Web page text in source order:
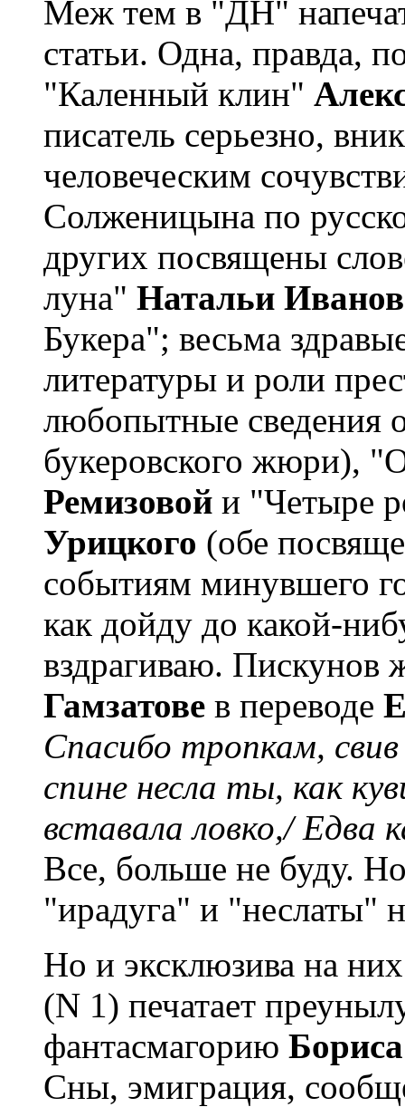
Меж тем в "ДН"
статьи. Одна, правда,
"Каленный клин"
писатель серьезно,
человеческим
Солженицына по
других посвящены
луна" Натальи
Букера"; весьма
литературы и роли
любопытные сведения
букеровского жюри),
Ремизовой и "Четыре
Урицкого (обе
событиям минувшего
как дойду до какой-
вздрагиваю. Пискунов
Гамзатове в переводе
Спасибо тропкам,
спине несла ты, как
вставала ловко,/ Едва
Все, больше не буду.
"ирадуга" и "неслаты"
Но и эксклюзива на
(N 1) печатает
фантасмагорию
Сны, эмиграция,